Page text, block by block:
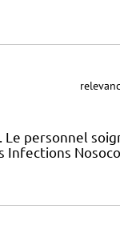
personnel
Infections